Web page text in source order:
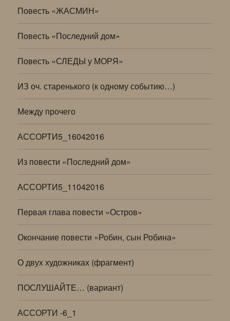
Повесть «ЖАСМИН»
Повесть «Последний дом»
Повесть «СЛЕДЫ у МОРЯ»
ИЗ оч. старенького (к одному событию…)
Между прочего
АССОРТИ5_16042016
Из повести «Последний дом»
АССОРТИ5_11042016
Первая глава повести «Остров»
Окончание повести «Робин, сын Робина»
О двух художниках (фрагмент)
ПОСЛУШАЙТЕ… (вариант)
АССОРТИ -6_1